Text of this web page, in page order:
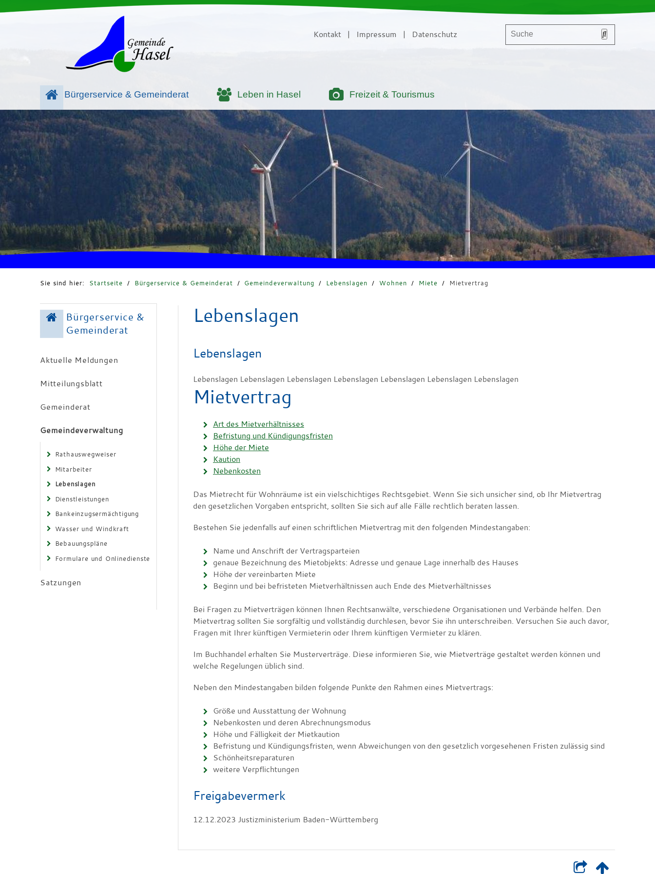
Kontakt | Impressum | Datenschutz
Bürgerservice & Gemeinderat Leben in Hasel Freizeit & Tourismus
Sie sind hier: Startseite / Bürgerservice & Gemeinderat / Gemeindeverwaltung / Lebenslagen / Wohnen / Miete / Mietvertrag
Bürgerservice &
Gemeinderat
Aktuelle Meldungen
Mitteilungsblatt
Gemeinderat
Gemeindeverwaltung
Rathauswegweiser
Mitarbeiter
Lebenslagen
Dienstleistungen
Bankeinzugsermächtigung
Wasser und Windkraft
Bebauungspläne
Formulare und Onlinedienste
Satzungen
Lebenslagen
Lebenslagen
Lebenslagen Lebenslagen Lebenslagen Lebenslagen Lebenslagen Lebenslagen Lebenslagen
Mietvertrag
Art des Mietverhältnisses
Befristung und Kündigungsfristen
Höhe der Miete
Kaution
Nebenkosten
Das Mietrecht für Wohnräume ist ein vielschichtiges Rechtsgebiet. Wenn Sie sich unsicher sind, ob Ihr Mietvertrag
den gesetzlichen Vorgaben entspricht, sollten Sie sich auf alle Fälle rechtlich beraten lassen.
Bestehen Sie jedenfalls auf einen schriftlichen Mietvertrag mit den folgenden Mindestangaben:
Name und Anschrift der Vertragsparteien
genaue Bezeichnung des Mietobjekts: Adresse und genaue Lage innerhalb des Hauses
Höhe der vereinbarten Miete
Beginn und bei befristeten Mietverhältnissen auch Ende des Mietverhältnisses
Bei Fragen zu Mietverträgen können Ihnen Rechtsanwälte, verschiedene Organisationen und Verbände helfen. Den
Mietvertrag sollten Sie sorgfältig und vollständig durchlesen, bevor Sie ihn unterschreiben. Versuchen Sie auch davor,
Fragen mit Ihrer künftigen Vermieterin oder Ihrem künftigen Vermieter zu klären.
Im Buchhandel erhalten Sie Musterverträge. Diese informieren Sie, wie Mietverträge gestaltet werden können und
welche Regelungen üblich sind.
Neben den Mindestangaben bilden folgende Punkte den Rahmen eines Mietvertrags:
Größe und Ausstattung der Wohnung
Nebenkosten und deren Abrechnungsmodus
Höhe und Fälligkeit der Mietkaution
Befristung und Kündigungsfristen, wenn Abweichungen von den gesetzlich vorgesehenen Fristen zulässig sind
Schönheitsreparaturen
weitere Verpflichtungen
Freigabevermerk
12.12.2023 Justizministerium Baden-Württemberg